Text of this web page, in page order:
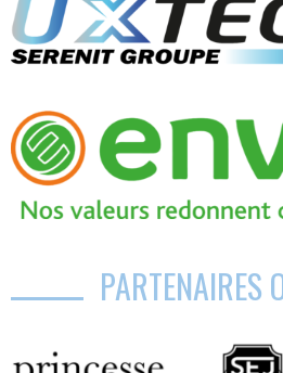
PARTENAIRES